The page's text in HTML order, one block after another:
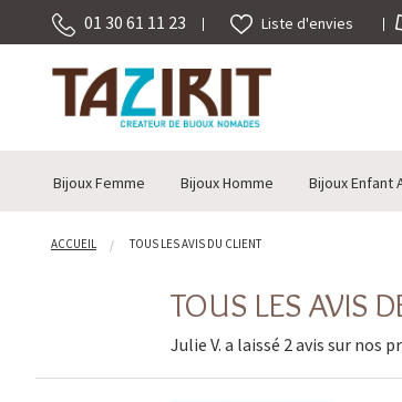
01 30 61 11 23 Liste d'envies
Bijoux Femme Bijoux Homme Bijoux Enfant
ACCUEIL TOUS LES AVIS DU CLIENT
TOUS LES AVIS
Julie V. a laissé 2 avis sur nos